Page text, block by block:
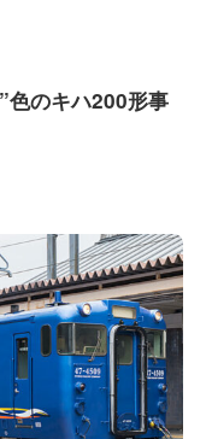
色のキハ200形事